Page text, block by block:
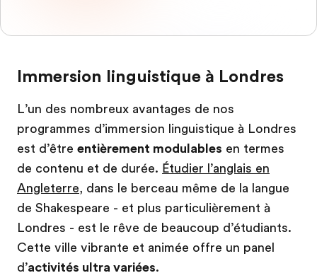
Immersion linguistique à Londres
L’un des nombreux avantages de nos
programmes d’immersion linguistique à Londres
est d’être entièrement modulables en termes
de contenu et de durée. Étudier l’anglais en
Angleterre, dans le berceau même de la langue
de Shakespeare - et plus particulièrement à
Londres - est le rêve de beaucoup d’étudiants.
Cette ville vibrante et animée offre un panel
d’activités ultra variées.